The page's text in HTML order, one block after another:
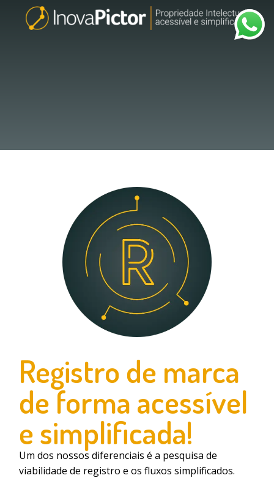
Registro de marca
de forma acessível
e simplificada!
Um dos nossos diferenciais é a pesquisa de
viabilidade de registro e os fluxos simplificados.